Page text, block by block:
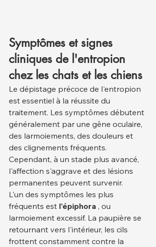
Symptômes et signes
cliniques de l'entropion
chez les chats et les chiens
Le dépistage précoce de l'entropion
est essentiel à la réussite du
traitement. Les symptômes débutent
généralement par une gêne oculaire,
des larmoiements, des douleurs et
des clignements fréquents.
Cependant, à un stade plus avancé,
l'affection s'aggrave et des lésions
permanentes peuvent survenir.
L'un des symptômes les plus
fréquents est l'épiphora , ou
larmoiement excessif. La paupière se
retournant vers l'intérieur, les cils
frottent constamment contre la